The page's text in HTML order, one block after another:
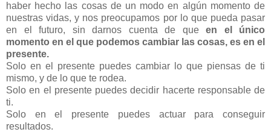
haber hecho las cosas de un modo en algún momento de
nuestras vidas, y nos preocupamos por lo que pueda pasar
en el futuro, sin darnos cuenta de que en el único
momento en el que podemos cambiar las cosas, es en el
presente.
Solo en el presente puedes cambiar lo que piensas de ti
mismo, y de lo que te rodea.
Solo en el presente puedes decidir hacerte responsable de
ti.
Solo en el presente puedes actuar para conseguir
resultados.